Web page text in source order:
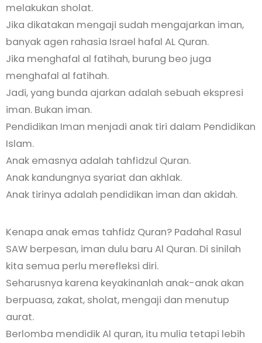
melakukan sholat.
Jika dikatakan mengaji sudah mengajarkan iman,
banyak agen rahasia Israel hafal AL Quran.
Jika menghafal al fatihah, burung beo juga
menghafal al fatihah.
Jadi, yang bunda ajarkan adalah sebuah ekspresi
iman. Bukan iman.
Pendidikan Iman menjadi anak tiri dalam Pendidikan
Islam.
Anak emasnya adalah tahfidzul Quran.
Anak kandungnya syariat dan akhlak.
Anak tirinya adalah pendidikan iman dan akidah.
Kenapa anak emas tahfidz Quran? Padahal Rasul
SAW berpesan, iman dulu baru Al Quran. Di sinilah
kita semua perlu merefleksi diri.
Seharusnya karena keyakinanlah anak-anak akan
berpuasa, zakat, sholat, mengaji dan menutup
aurat.
Berlomba mendidik Al quran, itu mulia tetapi lebih